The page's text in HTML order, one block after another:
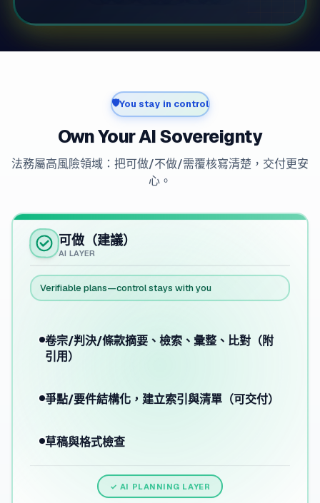
🛡️You stay in control
Own Your AI Sovereignty
法務屬高風險領域：把可做/不做/需覆核寫清楚，交付更安
心。
可做（建議）
AI LAYER
Verifiable plans—control stays with you
卷宗/判決/條款摘要、檢索、彙整、比對（附
引用）
爭點/要件結構化，建立索引與清單（可交付）
草稿與格式檢查
✓ AI PLANNING LAYER